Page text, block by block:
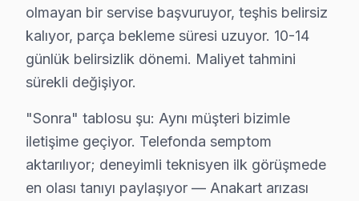
Halıcıoğlu'nda Profilo TV Servisi
Halıcıoğlu Mahallesi’nde, yerleşik bir nüfus söz
Hüseyinağa'da Profilo TV Servisi
Hüseyinağa Mahallesi, çeşitli televizyon modellerinin
İstiklal'de Profilo TV Servisi
İstiklal Mahallesi, sosyal yaşamın yoğun olduğu ve
olmayan bir servise başvuruyor, teşhis belirsiz
kalıyor, parça bekleme süresi uzuyor. 10-14
günlük belirsizlik dönemi. Maliyet tahmini
sürekli değişiyor.
"Sonra" tablosu şu: Aynı müşteri bizimle
iletişime geçiyor. Telefonda semptom
aktarılıyor; deneyimli teknisyen ilk görüşmede
en olası tanıyı paylaşıyor — Anakart arızası